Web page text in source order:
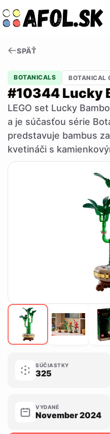
to
content
SPÄŤ
BOTANICALS BOTANICAL
#10344 Lucky
LEGO set Lucky
a je súčasťou série
predstavuje bambus
kvetináči s
SÚČIASTKY
325
VYDANÉ
November 2024